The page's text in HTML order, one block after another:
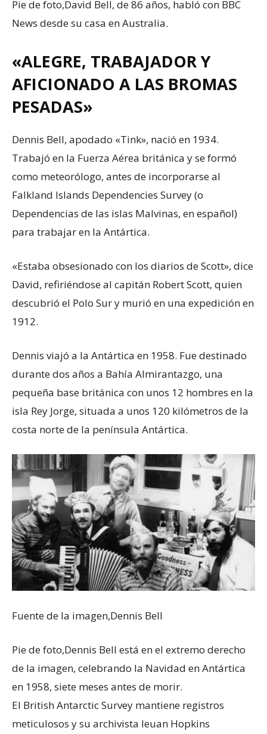
Pie de foto,David Bell, de 86 años, habló con BBC
News desde su casa en Australia.
«ALEGRE, TRABAJADOR Y
AFICIONADO A LAS BROMAS
PESADAS»
Dennis Bell, apodado «Tink», nació en 1934.
Trabajó en la Fuerza Aérea británica y se formó
como meteorólogo, antes de incorporarse al
Falkland Islands Dependencies Survey (o
Dependencias de las islas Malvinas, en español)
para trabajar en la Antártica.
«Estaba obsesionado con los diarios de Scott», dice
David, refiriéndose al capitán Robert Scott, quien
descubrió el Polo Sur y murió en una expedición en
1912.
Dennis viajó a la Antártica en 1958. Fue destinado
durante dos años a Bahía Almirantazgo, una
pequeña base británica con unos 12 hombres en la
isla Rey Jorge, situada a unos 120 kilómetros de la
costa norte de la península Antártica.
Fuente de la imagen,Dennis Bell
Pie de foto,Dennis Bell está en el extremo derecho
de la imagen, celebrando la Navidad en Antártica
en 1958, siete meses antes de morir.
El British Antarctic Survey mantiene registros
meticulosos y su archivista Ieuan Hopkins